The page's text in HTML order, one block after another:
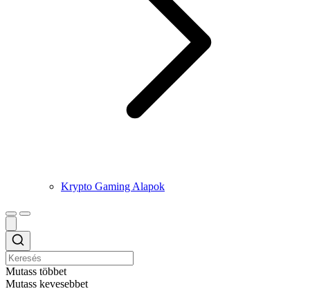
Krypto Gaming Alapok
Mutass többet
Mutass kevesebbet